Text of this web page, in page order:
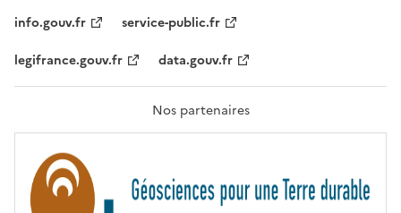
F
A
T
R
T
É
info.gouv.fr
service-public.fr
legifrance.gouv.fr
data.gouv.fr
Nos partenaires